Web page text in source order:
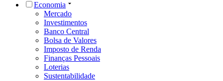
Economia
Mercado
Investimentos
Banco Central
Bolsa de Valores
Imposto de Renda
Finanças Pessoais
Loterias
Sustentabilidade